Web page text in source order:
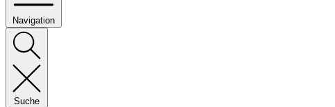
Navigation
Suche